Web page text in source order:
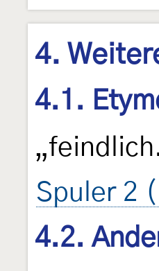
4.
4.1.
Spuler 2
4.2.